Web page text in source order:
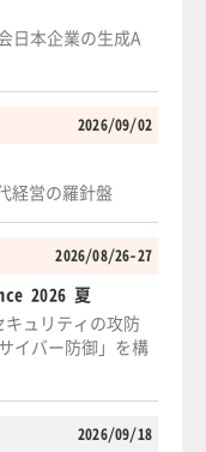
日本企業の生成A
2026/09/02
経営の羅針盤
2026/08/26-27
2026 夏
キュリティの攻防
イバー防御」を構
2026/09/18